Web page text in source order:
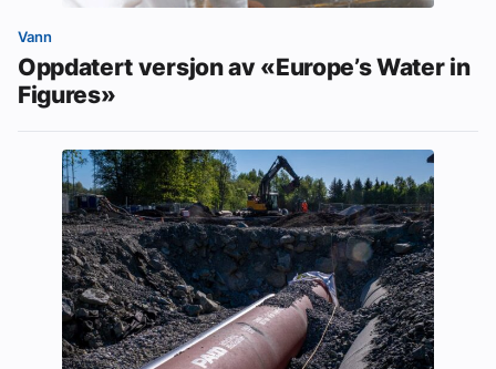
Vann
Oppdatert versjon av «Europe’s Water in
Figures»